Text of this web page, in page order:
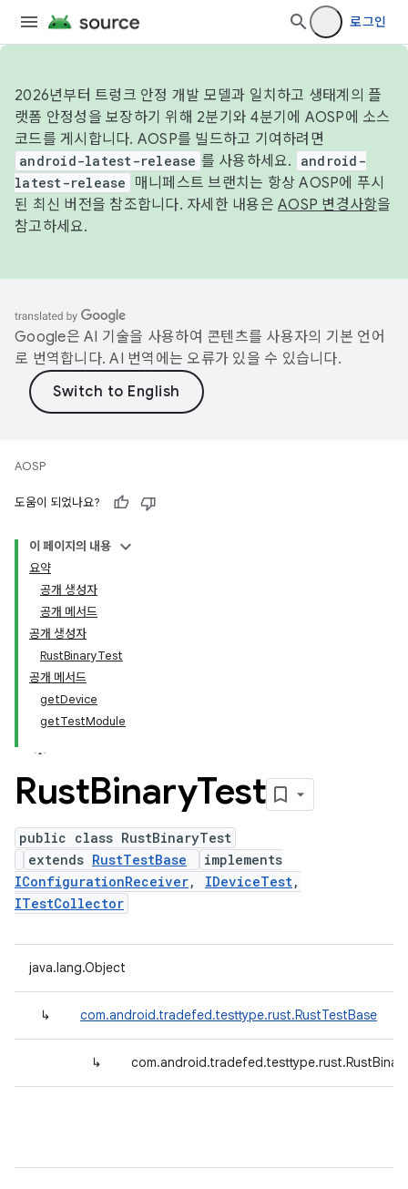
로그인
2026년부터 트렁크 안정 개발 모델과 일치하고 생태계의 플
랫폼 안정성을 보장하기 위해 2분기와 4분기에 AOSP에 소스
코드를 게시합니다. AOSP를 빌드하고 기여하려면
android-latest-release 를 사용하세요.
android-
latest-release
매니페스트 브랜치는 항상 AOSP에 푸시
된 최신 버전을 참조합니다. 자세한 내용은 AOSP 변경사항을
참고하세요.
Google은 AI 기술을 사용하여 콘텐츠를 사용자의 기본 언어
로 번역합니다. AI 번역에는 오류가 있을 수 있습니다.
AOSP
도움이 되었나요?
이 페이지의 내용
요약
공개 생성자
공개 메서드
공개 생성자
RustBinaryTest
공개 메서드
getDevice
getTestModule
RustBinaryTest
public class RustBinaryTest
extends RustTestBase
implements
IConfigurationReceiver, IDeviceTest,
ITestCollector
java.lang.Object
↳ com.android.tradefed.testtype.rust.RustTestBase
↳